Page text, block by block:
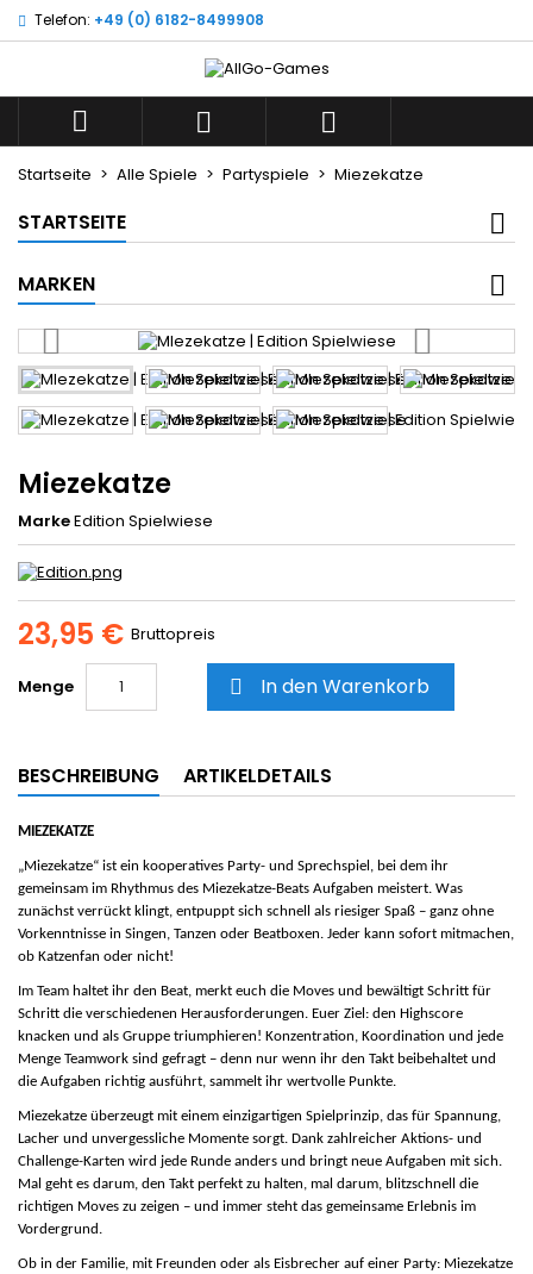
Telefon: +49 (0) 6182-8499908
  
Startseite Alle Spiele Partyspiele Miezekatze
STARTSEITE
MARKEN
Miezekatze
MarkeEdition Spielwiese
23,95 € Bruttopreis
Menge  In den Warenkorb
BESCHREIBUNG ARTIKELDETAILS
MIEZEKATZE
„Miezekatze“ ist ein kooperatives Party- und Sprechspiel, bei dem ihr
gemeinsam im Rhythmus des Miezekatze-Beats Aufgaben meistert. Was
zunächst verrückt klingt, entpuppt sich schnell als riesiger Spaß – ganz ohne
Vorkenntnisse in Singen, Tanzen oder Beatboxen. Jeder kann sofort mitmachen,
ob Katzenfan oder nicht!
Im Team haltet ihr den Beat, merkt euch die Moves und bewältigt Schritt für
Schritt die verschiedenen Herausforderungen. Euer Ziel: den Highscore
knacken und als Gruppe triumphieren! Konzentration, Koordination und jede
Menge Teamwork sind gefragt – denn nur wenn ihr den Takt beibehaltet und
die Aufgaben richtig ausführt, sammelt ihr wertvolle Punkte.
Miezekatze überzeugt mit einem einzigartigen Spielprinzip, das für Spannung,
Lacher und unvergessliche Momente sorgt. Dank zahlreicher Aktions- und
Challenge-Karten wird jede Runde anders und bringt neue Aufgaben mit sich.
Mal geht es darum, den Takt perfekt zu halten, mal darum, blitzschnell die
richtigen Moves zu zeigen – und immer steht das gemeinsame Erlebnis im
Vordergrund.
Ob in der Familie, mit Freunden oder als Eisbrecher auf einer Party: Miezekatze
Wunschliste ×
add_circle_outline
Neue Liste anlegen
((title)) ×
((label))
Anmelden ×
Sie müssen angemeldet sein, um Artikel Ihrer
Wunschliste hinzufügen zu können.